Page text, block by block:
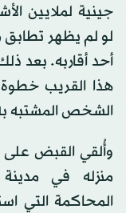
جينية لملايين
لو لم يظهر تطابق
أحد أقاربه. بعد
هذا القريب
الشخص المشتبه
منزله في مدينة
المحاكمة التي